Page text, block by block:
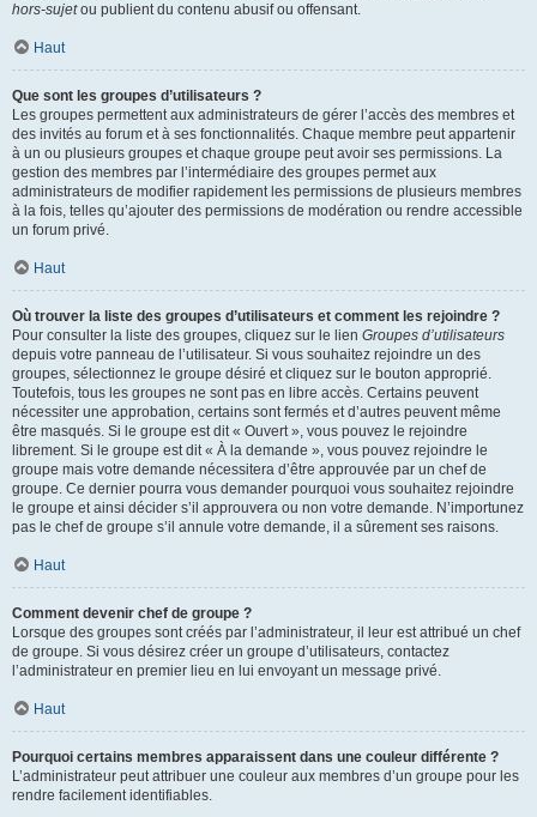
hors-sujetou publient du contenu abusif ou offensant.
Haut
Que sont les groupes d’utilisateurs ?
Les groupes permettent aux administrateurs de gérer l’accès des membres et
des invités au forum et à ses fonctionnalités. Chaque membre peut appartenir
à un ou plusieurs groupes et chaque groupe peut avoir ses permissions. La
gestion des membres par l’intermédiaire des groupes permet aux
administrateurs de modifier rapidement les permissions de plusieurs membres
à la fois, telles qu’ajouter des permissions de modération ou rendre accessible
un forum privé.
Haut
Où trouver la liste des groupes d’utilisateurs et comment les rejoindre ?
Pour consulter la liste des groupes, cliquez sur le lien Groupes d’utilisateurs
depuis votre panneau de l’utilisateur. Si vous souhaitez rejoindre un des
groupes, sélectionnez le groupe désiré et cliquez sur le bouton approprié.
Toutefois, tous les groupes ne sont pas en libre accès. Certains peuvent
nécessiter une approbation, certains sont fermés et d’autres peuvent même
être masqués. Si le groupe est dit « Ouvert », vous pouvez le rejoindre
librement. Si le groupe est dit « À la demande », vous pouvez rejoindre le
groupe mais votre demande nécessitera d’être approuvée par un chef de
groupe. Ce dernier pourra vous demander pourquoi vous souhaitez rejoindre
le groupe et ainsi décider s’il approuvera ou non votre demande. N’importunez
pas le chef de groupe s’il annule votre demande, il a sûrement ses raisons.
Haut
Comment devenir chef de groupe ?
Lorsque des groupes sont créés par l’administrateur, il leur est attribué un chef
de groupe. Si vous désirez créer un groupe d’utilisateurs, contactez
l’administrateur en premier lieu en lui envoyant un message privé.
Haut
Pourquoi certains membres apparaissent dans une couleur différente ?
L’administrateur peut attribuer une couleur aux membres d’un groupe pour les
rendre facilement identifiables.